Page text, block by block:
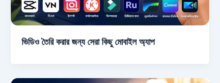
ভিডিও তৈরি করার জন্য সেরা কিছু মোবাইল অ্যাপ